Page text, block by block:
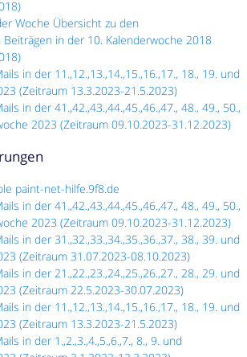
Woche Übersicht zu den
in der 10. Kalenderwoche 2018
in der 11.,12.,13.,14.,15.,16.,17., 18., 19. und
(Zeitraum 13.3.2023-21.5.2023)
in der 41.,42.,43.,44.,45.,46.,47., 48., 49., 50.,
2023 (Zeitraum 09.10.2023-31.12.2023)
paint-net-hilfe.9f8.de
in der 41.,42.,43.,44.,45.,46.,47., 48., 49., 50.,
2023 (Zeitraum 09.10.2023-31.12.2023)
in der 31.,32.,33.,34.,35.,36.,37., 38., 39. und
(Zeitraum 31.07.2023-08.10.2023)
in der 21.,22.,23.,24.,25.,26.,27., 28., 29. und
(Zeitraum 22.5.2023-30.07.2023)
in der 11.,12.,13.,14.,15.,16.,17., 18., 19. und
(Zeitraum 13.3.2023-21.5.2023)
in der 1.,2.,3.,4.,5.,6.,7., 8., 9. und